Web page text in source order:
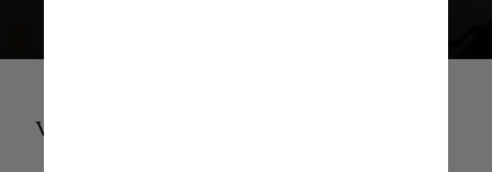
Vinicius Jr Real Madrid GIF